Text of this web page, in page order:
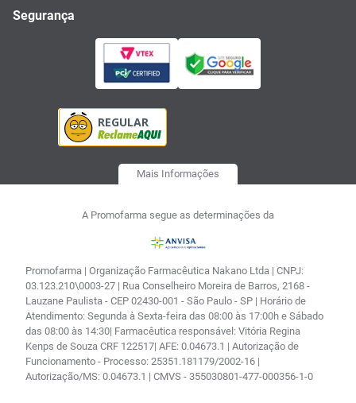
Segurança
Mais Informações
A Promofarma segue as determinações da
Promofarma | Organização Farmacêutica Nakano Ltda | CNPJ:
03.123.210\0003-27 | Rua Conselheiro Moreira de Barros, 2168 -
Lauzane Paulista - CEP 02430-001 - São Paulo - SP | Horário de
Atendimento: Segunda à Sexta-feira das 08:00 às 17:00h e Sábado
das 08:00 às 14:30| Farmacêutica responsável: Vitória Regina
Kenps de Souza CRF 122517| AFE: 0.04673.1 | Autorização de
Funcionamento - Processo: 25351.181179/2002-16 |
Autorização/MS: 0.04673.1 | CMVS - 355030801-477-000356-1-0